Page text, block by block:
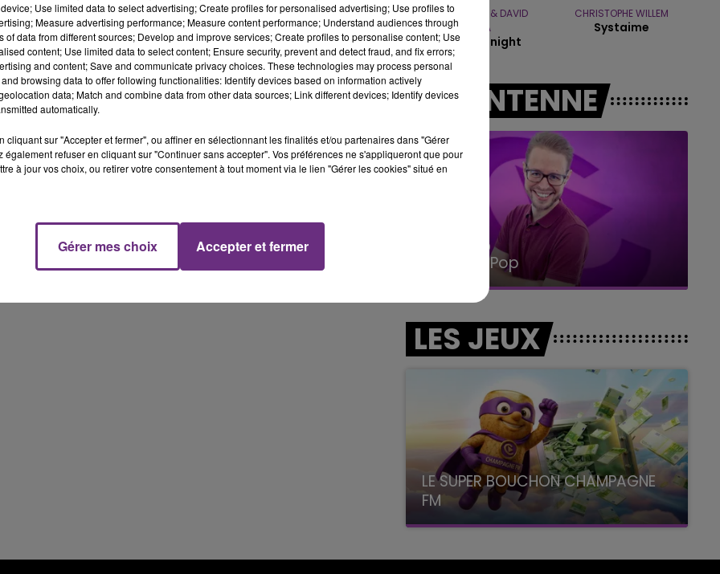
L'INSPECTION DU TRAVAIL RAPPELLE À
L'ORDRE SUR LES CONDITIONS DE...
Alors que les dates de début des vendange
l'inspection du Travail en profite pour rappeler
les conditions de...
JENNIFER LOPEZ & DAVID
GUETTA
Save Me Tonight
CHRISTOPHE WILLEM
Systaime
A L'ANTENNE
10h00 - 14h00
LE TICKET DE CAISSE
14h00 - 15h00
La Radio Pop
LES JEUX
LE SUPER BOUCHON CHAMPAGNE
FM
avec La Famille Champagne FM, à 8H10
Use limited data to select advertising; Create profiles for personalised advertising; Use profiles to
Measure advertising performance; Measure content performance; Understand audiences through
of data from different sources; Develop and improve services; Create profiles to personalise content; Use
content; Use limited data to select content; Ensure security, prevent and detect fraud, and fix errors;
and content; Save and communicate privacy choices. These technologies may process personal
browsing data to offer following functionalities: Identify devices based on information actively
data; Match and combine data from other data sources; Link different devices; Identify devices
automatically.
cliquant sur "Accepter et fermer", ou affiner en sélectionnant les finalités et/ou partenaires dans "Gérer
également refuser en cliquant sur "Continuer sans accepter". Vos préférences ne s'appliqueront que pour
à jour vos choix, ou retirer votre consentement à tout moment via le lien "Gérer les cookies" situé en
Gérer mes choix Accepter et fermer